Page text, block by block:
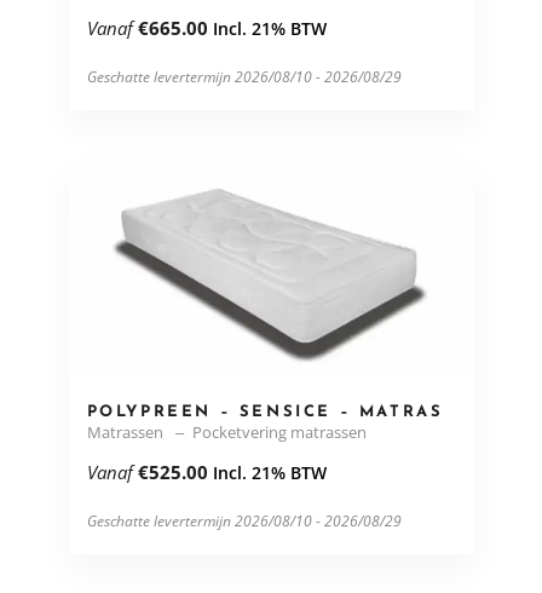
Vanaf €665.00 Incl. 21% BTW
Geschatte levertermijn 2026/08/10 - 2026/08/29
POLYPREEN – SENSICE – MATRAS
Matrassen Pocketvering matrassen
Vanaf €525.00 Incl. 21% BTW
Geschatte levertermijn 2026/08/10 - 2026/08/29